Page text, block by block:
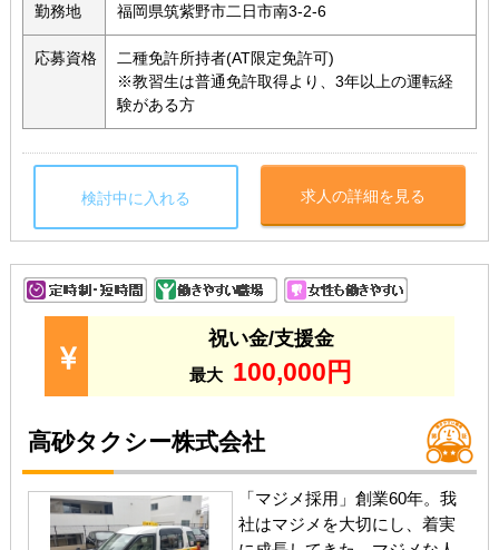
勤務地 福岡県筑紫野市二日市南3-2-6
応募資格
二種免許所持者(AT限定免許可)
※教習生は普通免許取得より、3年以上の運転経
験がある方
検討中に入れる 求人の詳細を見る
祝い金/支援金
最大 100,000円
高砂タクシー株式会社
「マジメ採用」創業60年。我
社はマジメを大切にし、着実